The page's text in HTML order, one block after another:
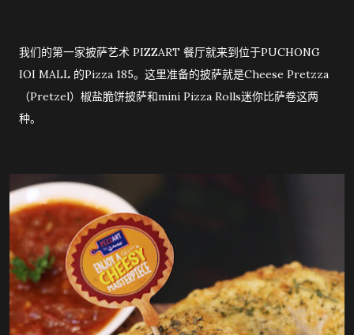
我们的第一家披萨艺术 PIZZART 餐厅就来到位于PUCHONG
IOI MALL 的Pizza 185。这里准备的披萨就是Cheese Pretzza
（Pretzel）椒盐脆饼披萨和mini Pizza Rolls迷你比萨卷这两
种。